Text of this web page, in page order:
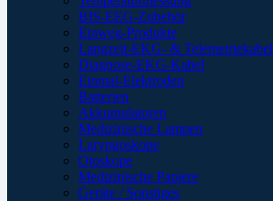
BIS-EEG-Zubehör
Einweg-Produkte
Langzeit-EKG- & Telemetriekabel
Diagnose-EKG-Kabel
Einmal-Elektroden
Batterien
Akkumulatoren
Medizinische Lampen
Laryngoskope
Otoskope
Medizinische Papiere
Geräte / Sonstiges